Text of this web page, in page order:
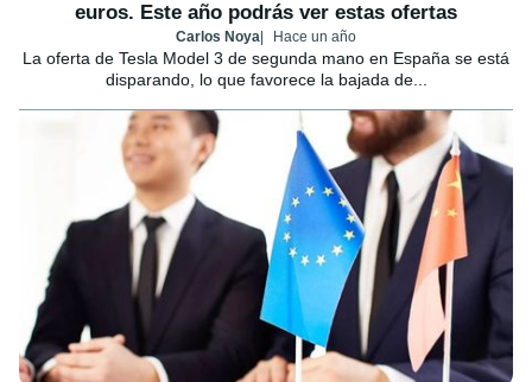
euros. Este año podrás ver estas ofertas
Carlos Noya Hace un año
La oferta de Tesla Model 3 de segunda mano en España se está
disparando, lo que favorece la bajada de...